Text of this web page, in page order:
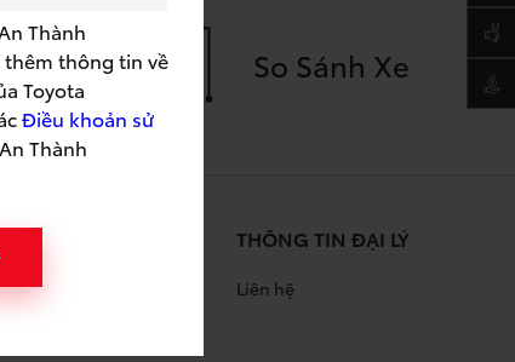
Thành
thông tin về
Toyota
Điều khoản sử
Thành
So Sánh Xe
THÔNG TIN ĐẠI LÝ
Liên hệ